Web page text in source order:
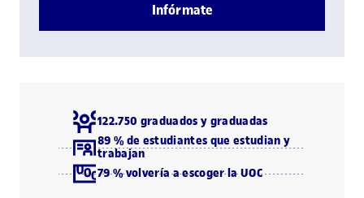
Infórmate
122.750 graduados y graduadas
89 % de estudiantes que estudian y
trabajan
79 % volvería a escoger la UOC